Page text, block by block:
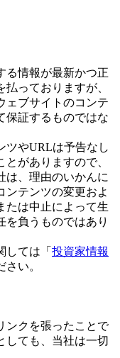
る情報が最新かつ正
っておりますが、
ェブサイトのコンテ
保証するものではな
ツやURLは予告なし
がありますので、
は、理由のいかんに
ンテンツの変更およ
たは中止によって生
を負うものではあり
しては「 投資家情報
さい。
ンクを張ったことで
しても、当社は一切